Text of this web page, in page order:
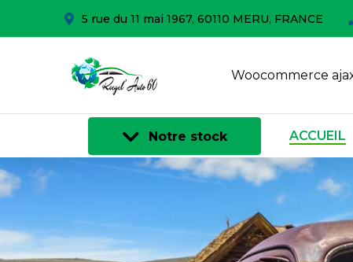
5 rue du 11 mai 1967, 60110 MERU, FRANCE
Woocommerce
Notre stock ACCUEIL